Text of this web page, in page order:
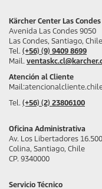
Kärcher Center Las Condes
Avenida Las Condes 9050
Las Condes, Santiago, Chile
Tel. (+56) (9) 9409 8699
Mail.
Atención al Cliente
Tel. (+56) (2) 23806100
Oficina Administrativa
Av. Los Libertadores
Colina, Santiago, Chile
CP. 9340000
Servicio Técnico